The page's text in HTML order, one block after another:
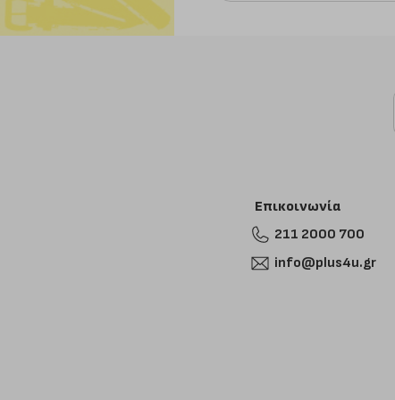
Επικοινωνία
211 2000 700
info@plus4u.gr